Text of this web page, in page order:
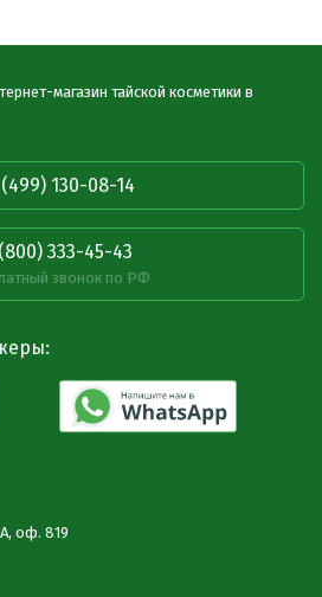
магазин тайской косметики в
(499) 130-08-14
333-45-43
звонок по РФ
оф. 819